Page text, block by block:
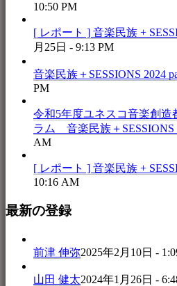
10:50 PM
[ レポート ] 音楽民族 +
月25日 - 9:13 PM
音楽民族＋SESSIONS 2024
PM
令和5年度ユネスコ音楽創
ラム 音楽民族＋SESSIONS
AM
[ レポート ] 音楽民族 +
10:16 AM
最新の登録
前津 伸弥2025年2月10日 -
山田 健太2024年1月26日 -